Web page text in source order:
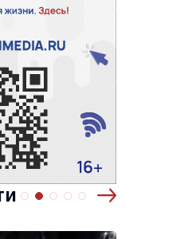
И птичка вылетает II»